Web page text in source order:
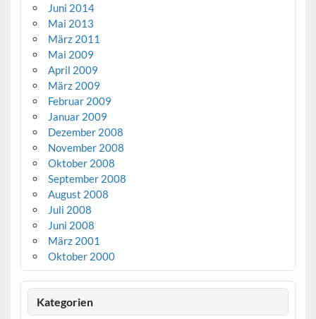
Juni 2014
Mai 2013
März 2011
Mai 2009
April 2009
März 2009
Februar 2009
Januar 2009
Dezember 2008
November 2008
Oktober 2008
September 2008
August 2008
Juli 2008
Juni 2008
März 2001
Oktober 2000
Kategorien